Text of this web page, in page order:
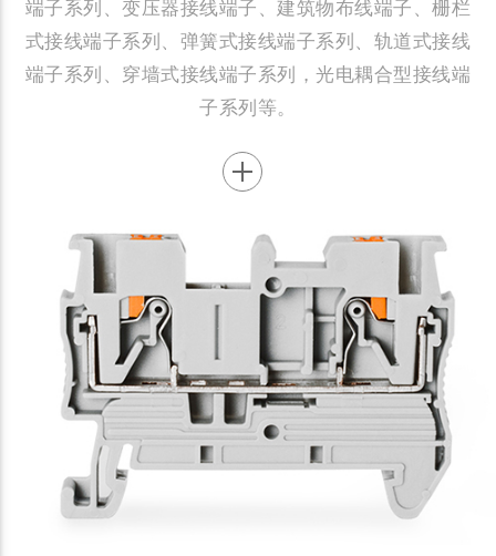
端子系列、变压器接线端子、建筑物布线端子、栅栏
式接线端子系列、弹簧式接线端子系列、轨道式接线
端子系列、穿墙式接线端子系列，光电耦合型接线端
子系列等。